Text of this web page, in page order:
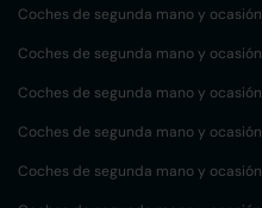
Coches de segunda mano y ocasión
Coches de segunda mano y ocasión
Coches de segunda mano y ocasión
Coches de segunda mano y ocasión
Coches de segunda mano y ocasión